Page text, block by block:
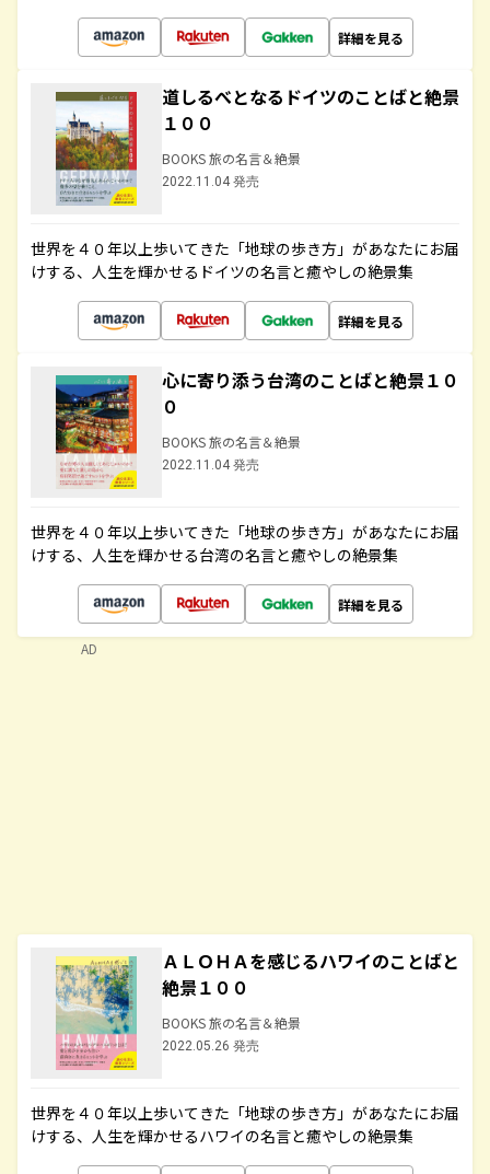
詳細を見る
道しるべとなるドイツのことばと絶景
１００
BOOKS 旅の名言＆絶景
2022.11.04 発売
世界を４０年以上歩いてきた「地球の歩き方」があなたにお届
けする、人生を輝かせるドイツの名言と癒やしの絶景集
詳細を見る
心に寄り添う台湾のことばと絶景１０
０
BOOKS 旅の名言＆絶景
2022.11.04 発売
世界を４０年以上歩いてきた「地球の歩き方」があなたにお届
けする、人生を輝かせる台湾の名言と癒やしの絶景集
詳細を見る
ＡＬＯＨＡを感じるハワイのことばと
絶景１００
BOOKS 旅の名言＆絶景
2022.05.26 発売
世界を４０年以上歩いてきた「地球の歩き方」があなたにお届
けする、人生を輝かせるハワイの名言と癒やしの絶景集
AD